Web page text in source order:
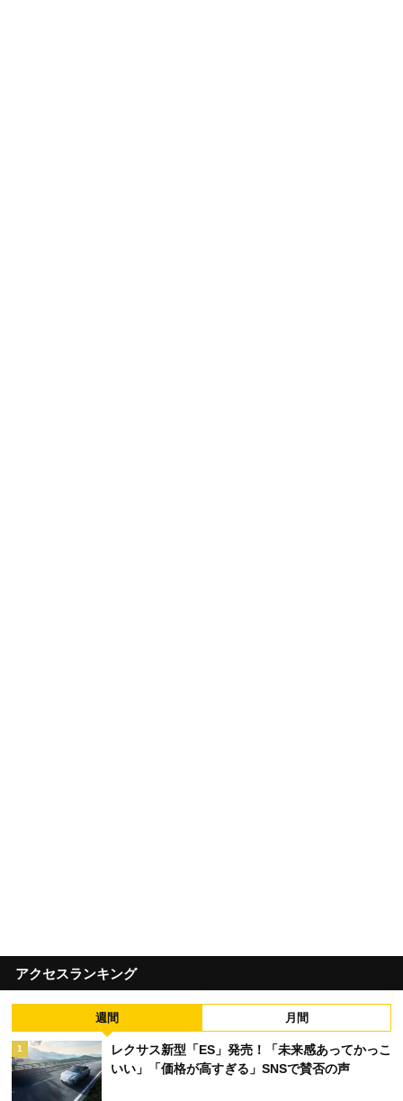
アクセスランキング
週間 月間
1
レクサス新型「ES」発売！「未来感あってかっこ
いい」「価格が高すぎる」SNSで賛否の声